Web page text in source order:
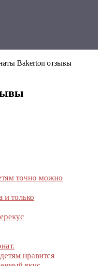
Bakerton отзывы
точно можно
и только
нравится